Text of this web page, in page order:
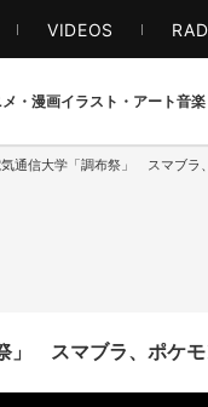
VIDEOS
メ・漫画イラスト・アート音
通信大学「調布祭」 スマブラ
」 スマブラ、ポケ